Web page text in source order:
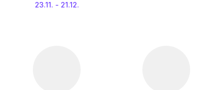
23.11. - 21.12.